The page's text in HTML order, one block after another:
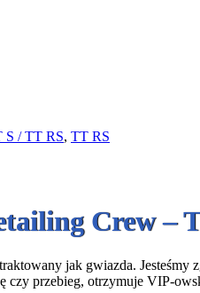
S / TT RS, TT RS
Crew –
jak gwiazda. Jesteśmy
czy przebieg, otrzymuje VIP-